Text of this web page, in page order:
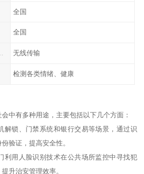
全国
全国
无线传输
检测各类情绪、健康
中有多种用途，主要包括以下几个方面：
解锁、门禁系统和银行交易等场景，通过识
验证，提高安全性。
利用人脸识别技术在公共场所监控中寻找犯
升治安管理效率。